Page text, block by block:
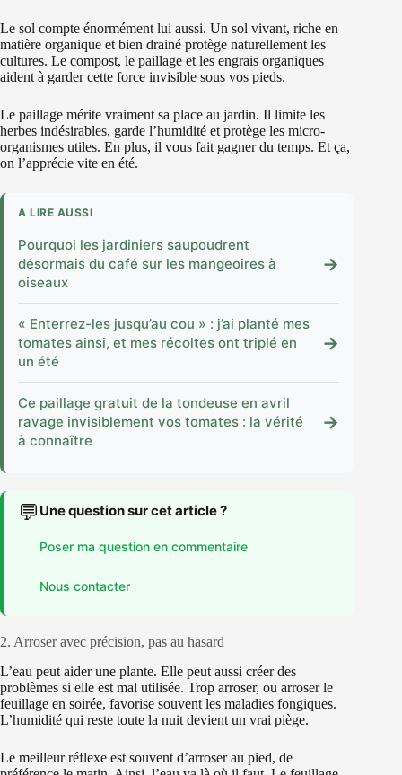
Le sol compte énormément lui aussi. Un sol vivant, riche en
matière organique et bien drainé protège naturellement les
cultures. Le compost, le paillage et les engrais organiques
aident à garder cette force invisible sous vos pieds.
Le paillage mérite vraiment sa place au jardin. Il limite les
herbes indésirables, garde l’humidité et protège les micro-
organismes utiles. En plus, il vous fait gagner du temps. Et ça,
on l’apprécie vite en été.
A LIRE AUSSI
Pourquoi les jardiniers saupoudrent
désormais du café sur les mangeoires à
oiseaux
→
« Enterrez-les jusqu’au cou » : j’ai planté mes
tomates ainsi, et mes récoltes ont triplé en
un été
→
Ce paillage gratuit de la tondeuse en avril
ravage invisiblement vos tomates : la vérité
à connaître
→
💬 Une question sur cet article ?
Poser ma question en commentaire
Nous contacter
2. Arroser avec précision, pas au hasard
L’eau peut aider une plante. Elle peut aussi créer des
problèmes si elle est mal utilisée. Trop arroser, ou arroser le
feuillage en soirée, favorise souvent les maladies fongiques.
L’humidité qui reste toute la nuit devient un vrai piège.
Le meilleur réflexe est souvent d’arroser au pied, de